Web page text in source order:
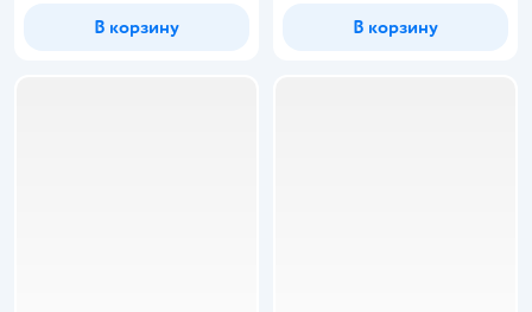
В корзину В корзину